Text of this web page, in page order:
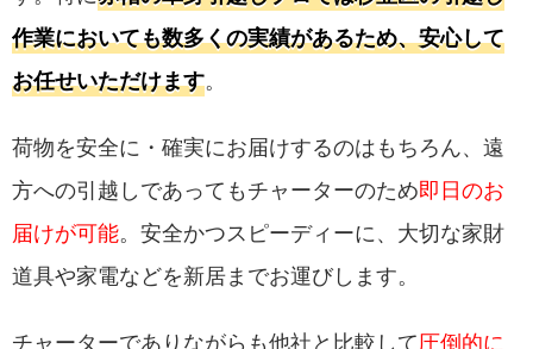
作業においても数多くの実績があるため、安心して
お任せいただけます。
荷物を安全に・確実にお届けするのはもちろん、遠
方への引越しであってもチャーターのため即日のお
届けが可能。安全かつスピーディーに、大切な家財
道具や家電などを新居までお運びします。
チャーターでありながらも他社と比較して圧倒的に